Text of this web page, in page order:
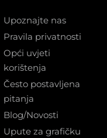
Upoznajte nas
Pravila privatnosti
Opći uvjeti
korištenja
Često postavljena
pitanja
Blog/Novosti
Upute za grafičku